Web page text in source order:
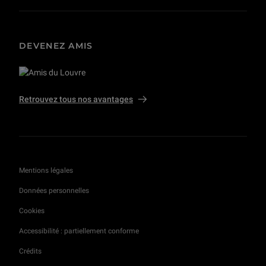
DEVENEZ AMIS
Retrouvez tous nos avantages
Mentions légales
Données personnelles
Cookies
Accessibilité : partiellement conforme
Crédits